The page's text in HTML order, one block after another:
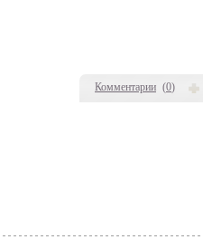
Комментарии (0)